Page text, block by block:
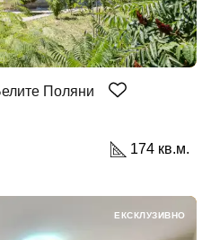
Поляни
174 кв.м.
ЕКСКЛУЗИВНО